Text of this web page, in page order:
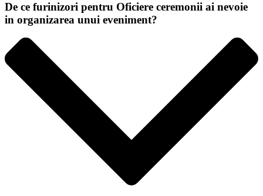
De ce furinizori pentru Oficiere ceremonii ai nevoie
in organizarea unui eveniment?